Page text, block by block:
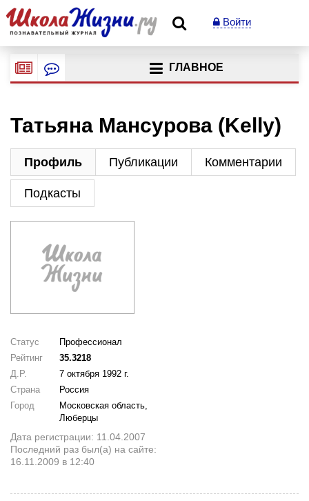
Войти
ГЛАВНОЕ
Татьяна Мансурова (Kelly)
Профиль Публикации Комментарии
Подкасты
Статус
Профессионал
Рейтинг
35.3218
Д.Р.
7 октября 1992 г.
Страна
Россия
Город
Московская область,
Люберцы
Дата регистрации: 11.04.2007
Последний раз был(а) на сайте:
16.11.2009 в 12:40